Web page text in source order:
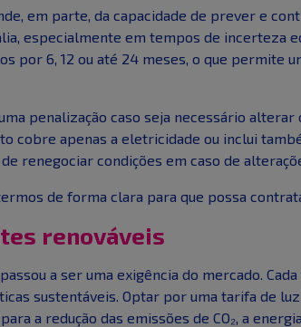
em parte, da capacidade de prever e
especialmente em tempos de incerteza
por 6, 12 ou até 24 meses, o que permite
penalização caso seja necessário
cobre apenas a eletricidade ou inclui
renegociar condições em caso de
de forma clara para que possa
renováveis
a ser uma exigência do mercado.
sustentáveis. Optar por uma tarifa de
a redução das emissões de CO₂, a